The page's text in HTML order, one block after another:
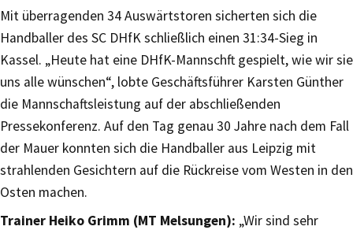
Mit überragenden 34 Auswärtstoren sicherten sich die
Handballer des SC DHfK schließlich einen 31:34-Sieg in
Kassel. „Heute hat eine DHfK-Mannschft gespielt, wie wir sie
uns alle wünschen“, lobte Geschäftsführer Karsten Günther
die Mannschaftsleistung auf der abschließenden
Pressekonferenz. Auf den Tag genau 30 Jahre nach dem Fall
der Mauer konnten sich die Handballer aus Leipzig mit
strahlenden Gesichtern auf die Rückreise vom Westen in den
Osten machen.
Trainer Heiko Grimm (MT Melsungen): „Wir sind sehr